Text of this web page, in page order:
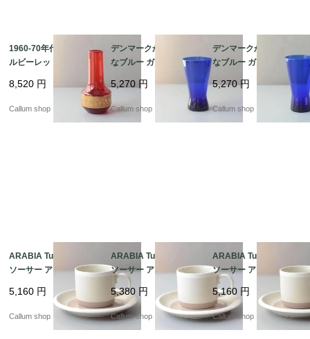
1960-70年代 チェコ製
ルビーレッドの花瓶 ボ
he 花器 グラス フラワ
ーベース ヴィンテージ
8,520 円
Callum shop
デンマークから きれい
なブルー ガラスの花瓶
コバルトブルー 花器 グ
ラス フラワーベース ヴ
ィンテージ_ig4987
5,270 円
Callum shop
デンマークから きれい
なブルー ガラスの花瓶
コバルトブルー 花器 グ
ラス フラワーベース ヴ
ィンテージ_ig4986
5,270円
Callum shop
ARABIA Tupa カップ&
ソーサー アラビア トゥ
北欧食器 陶器 アンティ
ーク ヴィンテージ_it44
5,160 円
Callum shop
ARABIA Tupa カップ&
ソーサー アラビア トゥ
パ フィンランド 北欧
北欧食器 陶器 アンティ
ーク ヴィンテージ_it44
93
5,380 円
Callum shop
ARABIA Tupa カップ&
ソーサー アラビア トゥ
パ フィンランド 北欧
北欧食器 陶器 アンティ
ーク ヴィンテージ_it44
91
5,160 円
Callum shop